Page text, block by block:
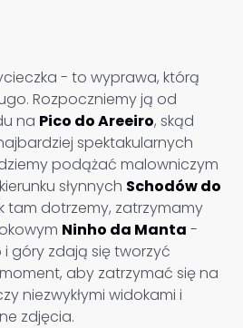
- to wyprawa, którą
Rozpoczniemy ją od
na Pico do Areeiro, skąd
spektakularnych
podążać malowniczym
słynnych Schodów do
tam dotrzemy, zatrzymamy
Ninho da Manta -
góry zdają się tworzyć
aby zatrzymać się na
niezwykłymi widokami i
zdjęcia.